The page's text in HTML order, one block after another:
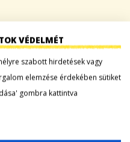
VACSORA
VÉDELMÉT
szabott hirdetések vagy
elemzése érdekében sütiket
gombra kattintva